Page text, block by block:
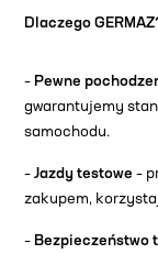
Dlaczego
– Pewne
gwarantujemy
samochodu.
–Jazdy testowe–
zakupem,
– Bezpieczeństwo